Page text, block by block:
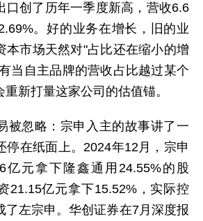
口创了历年一季度新高，营收6.6
。好的业务在增长，旧的业
市场天然对"占比还在缩小的增
当自主品牌的营收占比越过某个
新打量这家公司的估值锚。
被忽略：宗申入主的故事讲了一
停在纸面上。2024年12月，宗申
亿元拿下隆鑫通用24.55%的股
21.15亿元拿下15.52%，实际控
了左宗申。华创证券在7月深度报